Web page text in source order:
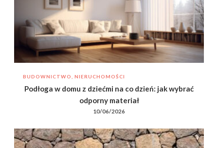
BUDOWNICTWO, NIERUCHOMOŚCI
Podłoga w domu z dziećmi na co dzień: jak wybrać
odporny materiał
10/06/2026